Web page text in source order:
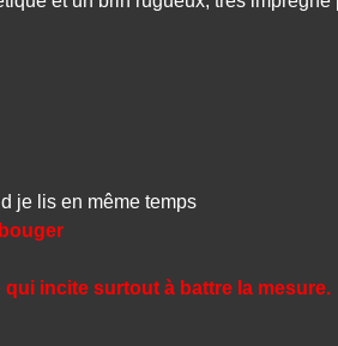
je lis en même temps
incite surtout à battre la mesure.